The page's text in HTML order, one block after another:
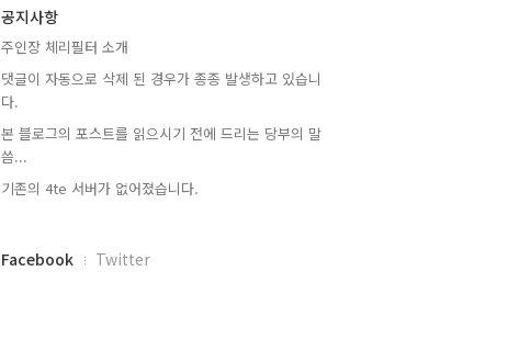
글
공지사항
주인장 체리필터 소개
댓글이 자동으로 삭제 된 경우가 종종 발생하고 있습니
다.
본 블로그의 포스트를 읽으시기 전에 드리는 당부의 말
씀...
기존의 4te 서버가 없어졌습니다.
페
Facebook Twitter